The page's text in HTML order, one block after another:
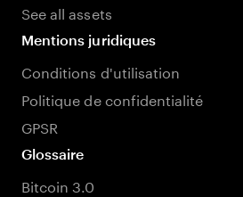
See all assets
Mentions juridiques
Conditions d'utilisation
Politique de confidentialité
GPSR
Glossaire
Bitcoin 3.0